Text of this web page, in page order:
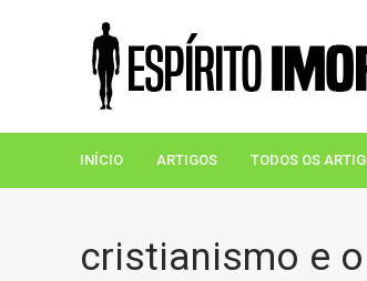
INÍCIO ARTIGOS TODOS OS
cristianismo e